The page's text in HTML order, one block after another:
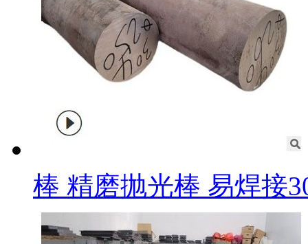
棒 精磨抛光棒 易焊接